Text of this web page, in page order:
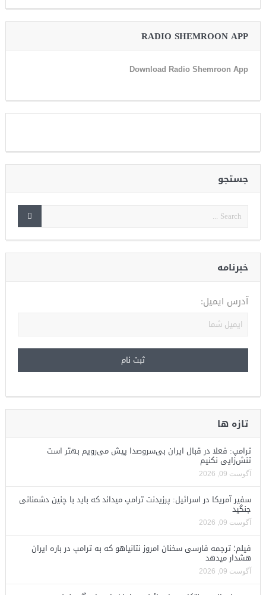
RADIO SHEMROON APP
Download Radio Shemroon App
جستجو
خبرنامه
آدرس ایمیل:
تازه ها
ترامپ: فعلا در قبال ایران بی‌سروصدا پیش می‌رویم بهتر است
تنش‌زایی نکنیم
آگوست 09, 2026
سفیر آمریکا در اسرائیل: پرزیدنت ترامپ میداند که باید با چنین دشمنانی
جنگید
آگوست 09, 2026
فیلم؛ ترجمه فارسی سخنان امروز نتانیاهو که به ترامپ در باره ایران
هشدار میدهد
آگوست 09, 2026